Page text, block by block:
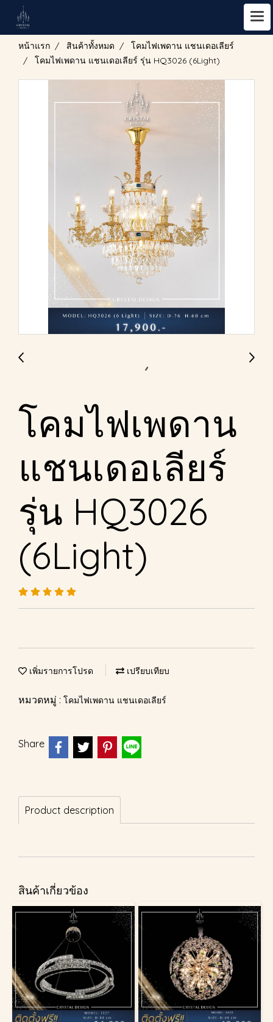
หน้าแรก สินค้าทั้งหมด
โคมไฟเพดาน แชนเดอเลียร์
โคมไฟเพดาน แชนเดอเลียร์ รุ่น HQ3026 (6Light)
โคมไฟเพดาน
แชนเดอเลียร์
รุ่น HQ3026
(6Light)
เพิ่มรายการโปรด เปรียบเทียบ
หมวดหมู่ : โคมไฟเพดาน แชนเดอเลียร์
Share
Product description
สินค้าเกี่ยวข้อง